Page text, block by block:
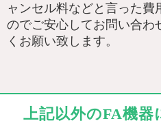
ャンセル料などと言った費
のでご安心してお問い合わ
くお願い致します。
上記以外のFA機